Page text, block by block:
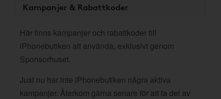
Kampanjer & Rabattkoder
Här finns kampanjer och rabattkoder till
iPhonebutiken att använda, exklusivt genom
Sponsorhuset.
Just nu har inte iPhonebutiken några aktiva
kampanjer. Återkom gärna senare för att ta del av